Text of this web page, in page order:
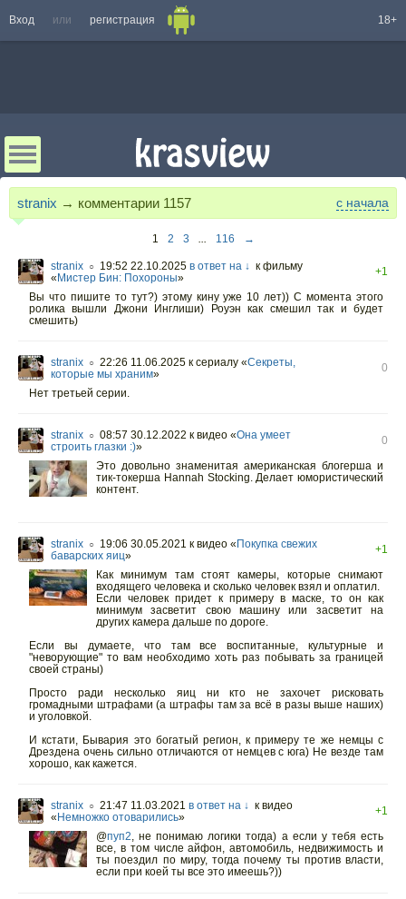
Вход или регистрация 18+
stranix → комментарии 1157 с начала
1 2 3 ... 116 →
stranix ○ 19:52 22.10.2025 в ответ на ↓ к фильму
« Мистер Бин: Похороны»
+1
Вы что пишите то тут?) этому кину уже 10 лет)) С момента этого
ролика вышли Джони Инглиши) Роуэн как смешил так и будет
смешить)
stranix ○ 22:26 11.06.2025 к сериалу «Секреты,
которые мы храним»
0
Нет третьей серии.
stranix ○ 08:57 30.12.2022 к видео «Она умеет
строить глазки :)»
0
Это довольно знаменитая американская блогерша и
тик-токерша Hannah Stocking. Делает юмористический
контент.
stranix ○ 19:06 30.05.2021 к видео « Покупка свежих
баварских яиц»
+1
Как минимум там стоят камеры, которые снимают
входящего человека и сколько человек взял и оплатил.
Если человек придет к примеру в маске, то он как
минимум засветит свою машину ​или засветит на
других камера дальше по дороге.
Если вы думаете, что там все воспитанные, культурные и
"неворующие" то вам необходимо хоть раз побывать за границей
своей страны)
Просто ради несколько яиц ни кто не захочет рисковать
громадными штрафами (а штрафы там за всё в разы выше наших)
и уголовкой.
И кстати, Бывария это богатый регион, к примеру те же немцы с
Дрездена очень сильно отличаются от немцев с юга) Не везде там
хорошо, как кажется.
stranix ○ 21:47 11.03.2021 в ответ на ↓ к видео
« Немножко отоварились»
+1
@пуп2, не понимаю логики тогда) а если у тебя есть
все, в том числе айфон, автомобиль, недвижимость и
ты поездил по миру, тогда почему ты против власти,
если при коей ты все это имеешь?))